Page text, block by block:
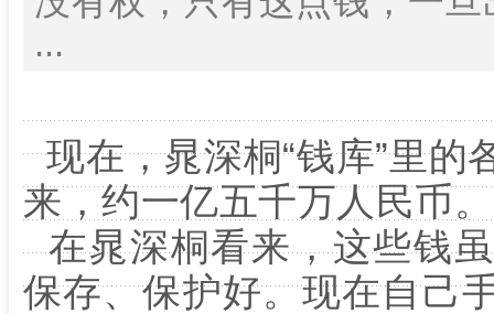
...
现在，晁深桐“钱库”里的
来，约一亿五千万人民币。
在晁深桐看来，这些钱
保存、保护好。现在自己